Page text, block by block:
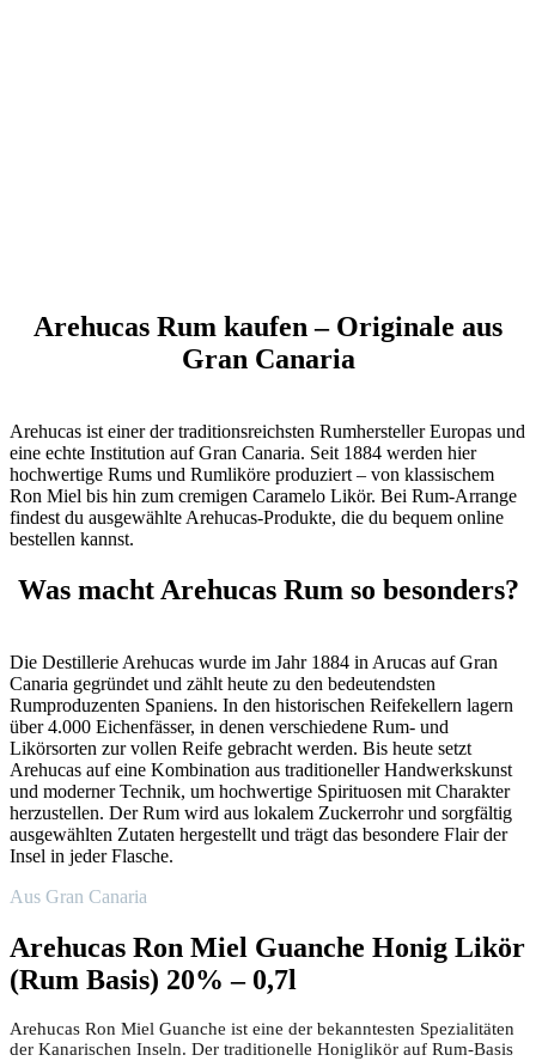
Arehucas Rum kaufen – Originale aus
Gran Canaria
Arehucas ist einer der traditionsreichsten Rumhersteller Europas und
eine echte Institution auf Gran Canaria. Seit 1884 werden hier
hochwertige Rums und Rumliköre produziert – von klassischem
Ron Miel bis hin zum cremigen Caramelo Likör. Bei Rum-Arrange
findest du ausgewählte Arehucas-Produkte, die du bequem online
bestellen kannst.
Was macht Arehucas Rum so besonders?
Die Destillerie Arehucas wurde im Jahr 1884 in Arucas auf Gran
Canaria gegründet und zählt heute zu den bedeutendsten
Rumproduzenten Spaniens. In den historischen Reifekellern lagern
über 4.000 Eichenfässer, in denen verschiedene Rum- und
Likörsorten zur vollen Reife gebracht werden. Bis heute setzt
Arehucas auf eine Kombination aus traditioneller Handwerkskunst
und moderner Technik, um hochwertige Spirituosen mit Charakter
herzustellen. Der Rum wird aus lokalem Zuckerrohr und sorgfältig
ausgewählten Zutaten hergestellt und trägt das besondere Flair der
Insel in jeder Flasche.
Aus Gran Canaria
Arehucas Ron Miel Guanche Honig Likör
(Rum Basis) 20% – 0,7l
Arehucas Ron Miel Guanche ist eine der bekanntesten Spezialitäten
der Kanarischen Inseln. Der traditionelle Honiglikör auf Rum-Basis